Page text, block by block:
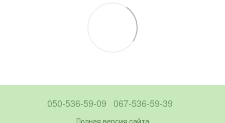
050-536-59-09 067-536-59-39
Полная версия сайта